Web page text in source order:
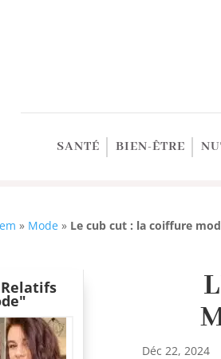
SANTÉ BIEN-ÊTRE
» Mode » Le cub cut : la coiffure
Déc 22, 2024